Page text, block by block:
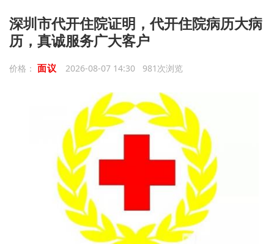
深圳市代开住院证明，代开住院病历大病
历，真诚服务广大客户
价格： 面议 2026-08-07 14:30 981次浏览